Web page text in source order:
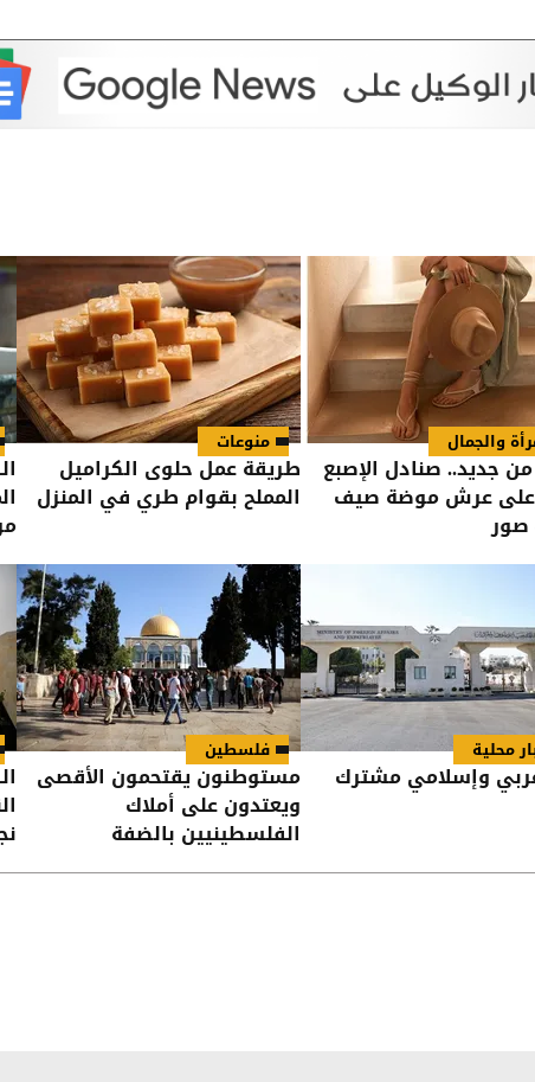
والجمال
جديد.. صنادل الإصبع
على عرش موضة صيف
منوعات
طريقة عمل حلوى الكراميل
المملح بقوام طري في المنزل
محلية
وإسلامي مشترك
فلسطين
مستوطنون يقتحمون الأقصى
ويعتدون على أملاك
الفلسطينيين بالضفة